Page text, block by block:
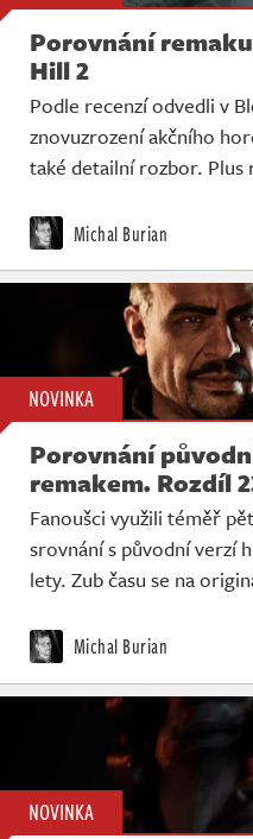
Porovnání
Hill 2
Podle recenzí odvedli v
znovuzrození akčního
také detailní rozbor. Plus
Michal Burian
NOVINKA
Porovnání
remakem. Rozdíl
Fanoušci využili téměř
srovnání s původní verzí
lety. Zub času se na
Michal Burian
NOVINKA